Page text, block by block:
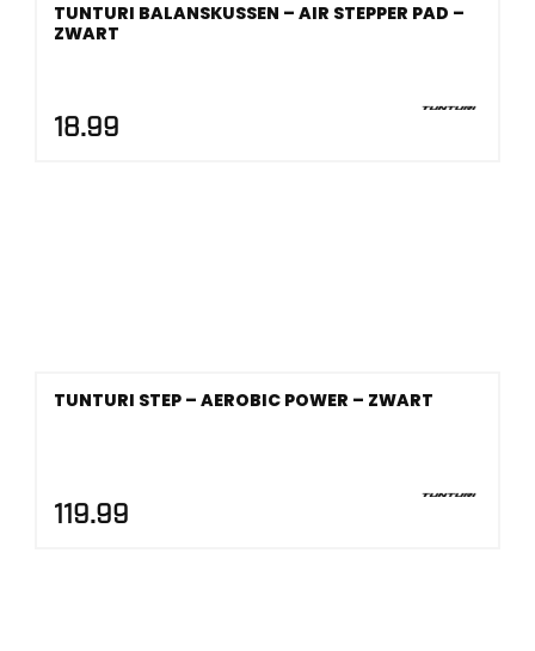
TUNTURI BALANSKUSSEN – AIR STEPPER PAD –
ZWART
18.99
TUNTURI STEP – AEROBIC POWER – ZWART
119.99